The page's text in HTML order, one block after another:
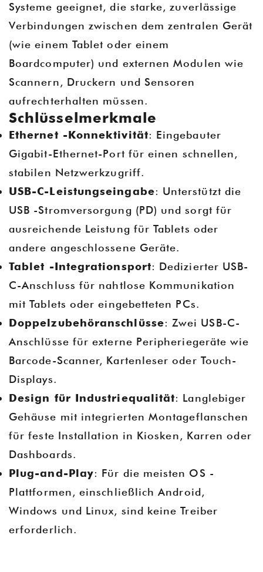
Systeme geeignet, die starke, zuverlässige
Verbindungen zwischen dem zentralen Gerät
(wie einem Tablet oder einem
Boardcomputer) und externen Modulen wie
Scannern, Druckern und Sensoren
aufrechterhalten müssen.
Schlüsselmerkmale
Ethernet -Konnektivität: Eingebauter
Gigabit-Ethernet-Port für einen schnellen,
stabilen Netzwerkzugriff.
USB-C-Leistungseingabe: Unterstützt die
USB -Stromversorgung (PD) und sorgt für
ausreichende Leistung für Tablets oder
andere angeschlossene Geräte.
Tablet -Integrationsport: Dedizierter USB-
C-Anschluss für nahtlose Kommunikation
mit Tablets oder eingebetteten PCs.
Doppelzubehöranschlüsse: Zwei USB-C-
Anschlüsse für externe Peripheriegeräte wie
Barcode-Scanner, Kartenleser oder Touch-
Displays.
Design für Industriequalität: Langlebiger
Gehäuse mit integrierten Montageflanschen
für feste Installation in Kiosken, Karren oder
Dashboards.
Plug-and-Play: Für die meisten OS -
Plattformen, einschließlich Android,
Windows und Linux, sind keine Treiber
erforderlich.